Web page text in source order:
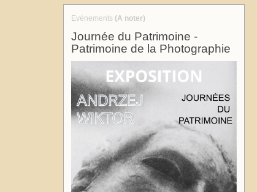
Evénements (A noter)
Journée du Patrimoine -
Patrimoine de la Photographie